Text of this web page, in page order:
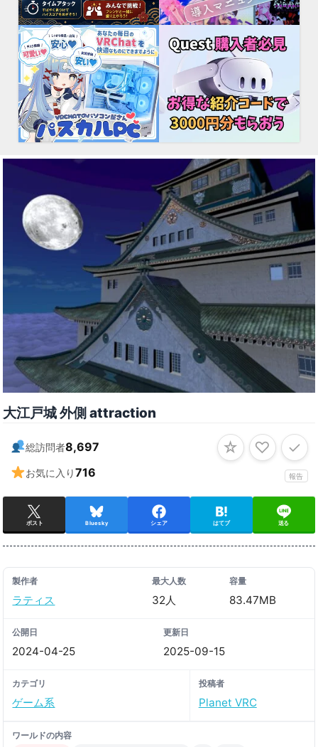
大江戸城 外側 attraction
総訪問者8,697
お気に入り716 報告
☆ ♡ ✓
ポスト Bluesky シェア はてブ 送る
製作者
ラティス
最大人数
32人
容量
83.47MB
公開日
2024-04-25
更新日
2025-09-15
カテゴリ
ゲーム系
投稿者
Planet VRC
ワールドの内容